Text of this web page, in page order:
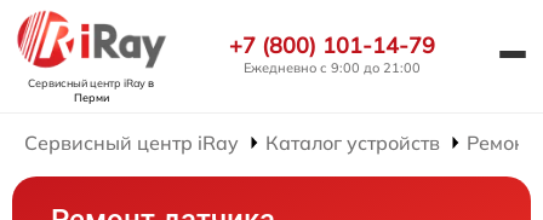
Сервисный центр iRayв
Перми
+7 (800) 101-14-79
Ежедневно с 9:00 до 21:00
Сервисный центр iRay Каталог устройств Ремонт